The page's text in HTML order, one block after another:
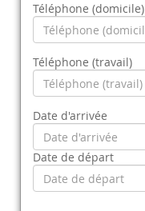
Téléphone (domicile)
Téléphone (travail)
Date d'arrivée
Date de départ